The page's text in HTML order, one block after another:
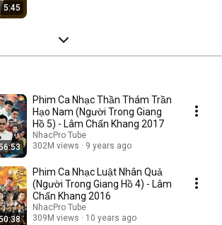
5:45
Phim Ca Nhạc Thần Thám Trần
Hạo Nam (Người Trong Giang
Hồ 5) - Lâm Chấn Khang 2017
NhacPro Tube
302M views
9 years ago
Phim Ca Nhạc Luật Nhân Quả
(Người Trong Giang Hồ 4) - Lâm
Chấn Khang 2016
NhacPro Tube
309M views
10 years ago